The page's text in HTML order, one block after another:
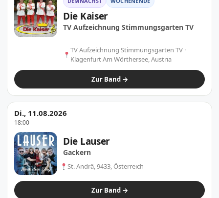
Die Kaiser
TV Aufzeichnung Stimmungsgarten TV
TV Aufzeichnung Stimmungsgarten TV ·
Klagenfurt Am Wörthersee, Austria
Zur Band →
Di., 11.08.2026
18:00
Die Lauser
Gackern
St. Andrä, 9433, Österreich
Zur Band →